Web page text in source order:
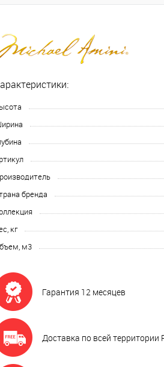
бренда
кг
м3
Гарантия 12 месяцев
Доставка по всей